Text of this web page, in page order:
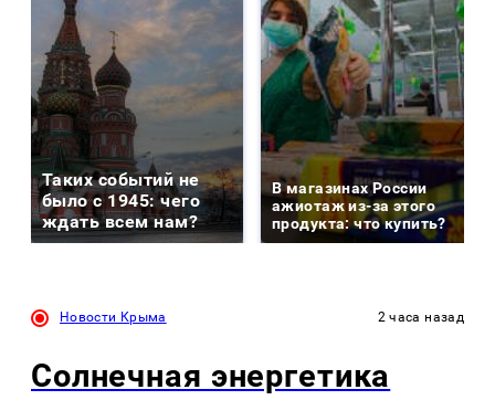
Таких событий не
было с 1945: чего
ждать всем нам?
В магазинах России
ажиотаж из-за этого
продукта: что купить?
Новости Крыма 2 часа назад
Солнечная энергетика